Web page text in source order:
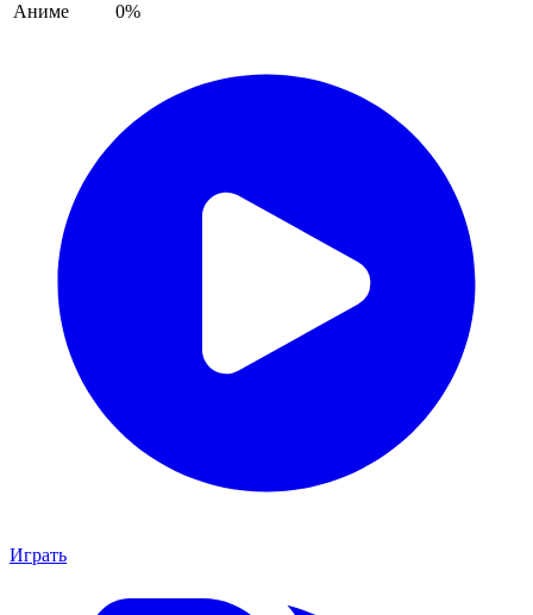
Аниме
0%
Играть